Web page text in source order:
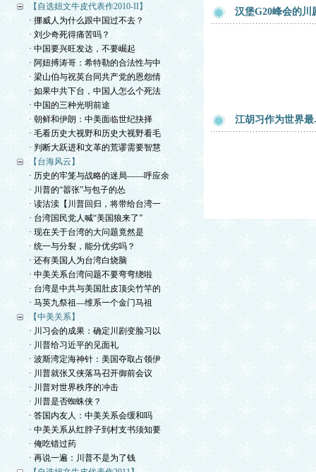
【自选妞文牛皮代表作2010-II】
· 挪威人为什么跟中国过不去？
· 刘少奇死得痛苦吗？
· 中国要兴旺发达，不要崛起
· 阿妞搏涛哥：希特勒的合法性与中
· 梁山伯与祝英台同共产党的恩怨情
· 如果中共下台，中国人怎么个死法
· 中国的三种光明前途
· 朝鲜和伊朗：中美面临世纪抉择
· 毛看历史大视野和历史大视野看毛
· 判断大跃进和文革的荒谬需要智慧
【台海风云】
· 历史的牢笼与战略的迷局——呼应余
· 川普的“嚣张”与包子的怂
· 读沽渎【川普回归，将带给台湾一
· 台湾国民党人喊“美国狼来了”
· 现在关于台湾的大问题竟然是
· 统一与分裂，能分优劣吗？
· 还有美国人为台湾白烧脑
· 中美关系台湾问题不要弯弯绕啦
· 台湾是中共与美国肚皮顶尖竹竿的
· 马英九祭祖—维系一个金门马祖
【中美关系】
· 川习会的成果：确定川剧变脸习以
· 川普给习近平的见面礼
· 波斯湾定海神针：美国夺取占领伊
· 川普就张又侠落马召开御前会议
· 川普对世界秩序的冲击
· 川普是否蜘蛛侠？
· 答国内友人：中美关系会缓和吗
· 中美关系从红脖子到村支书须知要
· 俺吃错过药
· 再说一遍：川普不是为了钱
汉堡G20峰会的川
江胡习作为世界